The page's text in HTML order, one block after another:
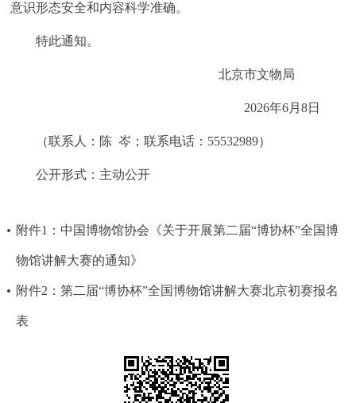
意识形态安全和内容科学准确。
特此通知。
北京市文物局
2026年6月8日
（联系人：陈 岑；联系电话：55532989）
公开形式：主动公开
附件1：中国博物馆协会《关于开展第二届“博协杯”全国博
物馆讲解大赛的通知》
附件2：第二届“博协杯”全国博物馆讲解大赛北京初赛报名
表